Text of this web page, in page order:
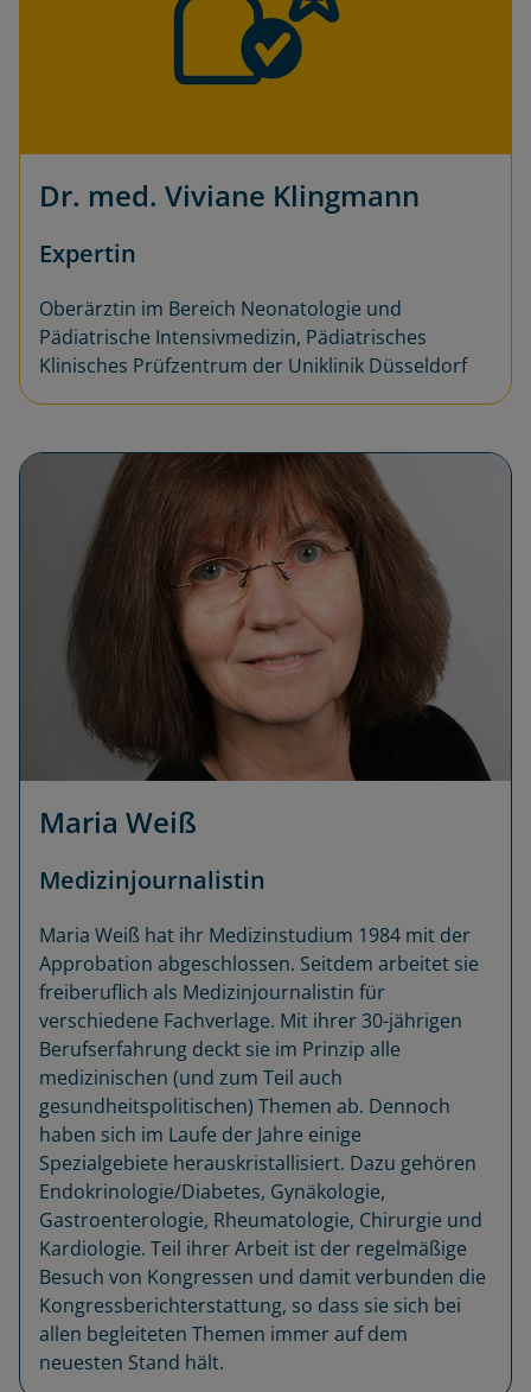
Dr. med. Viviane Klingmann
Expertin
Oberärztin im Bereich Neonatologie und
Pädiatrische Intensivmedizin, Pädiatrisches
Klinisches Prüfzentrum der Uniklinik Düsseldorf
Maria Weiß
Medizinjournalistin
Maria Weiß hat ihr Medizinstudium 1984 mit der
Approbation abgeschlossen. Seitdem arbeitet sie
freiberuflich als Medizinjournalistin für
verschiedene Fachverlage. Mit ihrer 30-jährigen
Berufserfahrung deckt sie im Prinzip alle
medizinischen (und zum Teil auch
gesundheitspolitischen) Themen ab. Dennoch
haben sich im Laufe der Jahre einige
Spezialgebiete herauskristallisiert. Dazu gehören
Endokrinologie/Diabetes, Gynäkologie,
Gastroenterologie, Rheumatologie, Chirurgie und
Kardiologie. Teil ihrer Arbeit ist der regelmäßige
Besuch von Kongressen und damit verbunden die
Kongressberichterstattung, so dass sie sich bei
allen begleiteten Themen immer auf dem
neuesten Stand hält.